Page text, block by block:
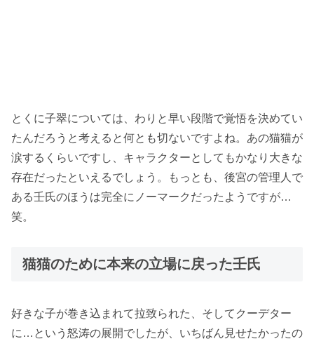
とくに子翠については、わりと早い段階で覚悟を決めてい
たんだろうと考えると何とも切ないですよね。あの猫猫が
涙するくらいですし、キャラクターとしてもかなり大きな
存在だったといえるでしょう。もっとも、後宮の管理人で
ある壬氏のほうは完全にノーマークだったようですが…
笑。
猫猫のために本来の立場に戻った壬氏
好きな子が巻き込まれて拉致られた、そしてクーデター
に…という怒涛の展開でしたが、いちばん見せたかったの